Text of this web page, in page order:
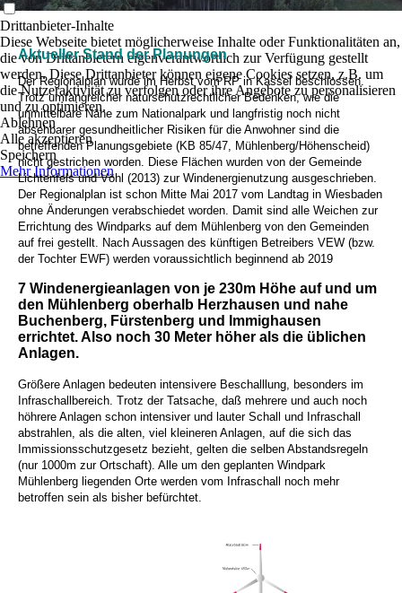
Aktueller Stand der Planungen
Der Regionalplan wurde im Herbst vom RP in Kassel beschlossen.
Trotz umfangreicher naturschutzrechtlicher Bedenken, wie die
unmittelbare Nähe zum Nationalpark und langfristig noch nicht
absehbarer gesundheitlicher Risiken für die Anwohner sind die
betreffenden Planungsgebiete (KB 85/47, Mühlenberg/Höhenscheid)
nicht gestrichen worden. Diese Flächen wurden von der Gemeinde
Lichtenfels und Vöhl (2013) zur Windenergienutzung ausgeschrieben.
Der Regionalplan ist schon Mitte Mai 2017 vom Landtag in Wiesbaden
ohne Änderungen verabschiedet worden. Damit sind alle Weichen zur
Errichtung des Windparks auf dem Mühlenberg von den Gemeinden
auf frei gestellt. Nach Aussagen des künftigen Betreibers VEW (bzw.
der Tochter EWF) werden voraussichtlich beginnend ab 2019
7 Windenergieanlagen von je 230m Höhe auf und um
den Mühlenberg oberhalb Herzhausen und nahe
Buchenberg, Fürstenberg und Immighausen
errichtet. Also noch 30 Meter höher als die üblichen
Anlagen.
Größere Anlagen bedeuten intensivere Beschalllung, besonders im
Infraschallbereich. Trotz der Tatsache, daß mehrere und auch noch
höhrere Anlagen schon intensiver und lauter Schall und Infraschall
abstrahlen, als die alten, viel kleineren Anlagen, auf die sich das
Immissionsschutzgesetz bezieht, gelten die selben Abstandsregeln
(nur 1000m zur Ortschaft). Alle um den geplanten Windpark
Mühlenberg liegenden Orte werden vom Infraschall noch mehr
betroffen sein als bisher befürchtet.
Drittanbieter-Inhalte
Diese Webseite bietet möglicherweise Inhalte oder Funktionalitäten an,
die von Drittanbietern eigenverantwortlich zur Verfügung gestellt
werden. Diese Drittanbieter können eigene Cookies setzen, z.B. um
die Nutzeraktivität zu verfolgen oder ihre Angebote zu personalisieren
und zu optimieren.
Ablehnen
Alle akzeptieren
Speichern
Mehr Informationen